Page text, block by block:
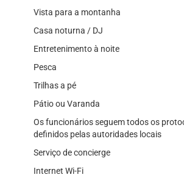
Vista para a montanha
Casa noturna / DJ
Entretenimento à noite
Pesca
Trilhas a pé
Pátio ou Varanda
Os funcionários seguem todos os
definidos pelas autoridades locais
Serviço de concierge
Internet Wi-Fi